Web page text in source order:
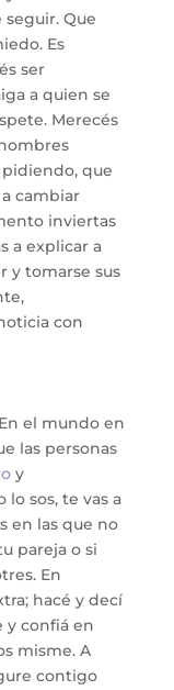
Que
Es
ser
a quien se
Merecés
pidiendo, que
cambiar
inviertas
a explicar a
y tomarse sus
con
el mundo en
las personas
y
lo sos, te vas a
en las que no
pareja o si
En
hacé y decí
y confiá en
misme. A
contigo